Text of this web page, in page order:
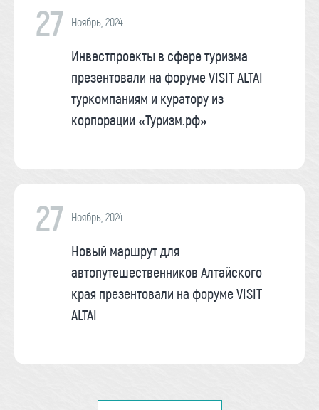
27 Ноябрь, 2024
Инвестпроекты в сфере туризма
презентовали на форуме VISIT ALTAI
туркомпаниям и куратору из
корпорации «Туризм.рф»
27 Ноябрь, 2024
Новый маршрут для
автопутешественников Алтайского
края презентовали на форуме VISIT
ALTAI